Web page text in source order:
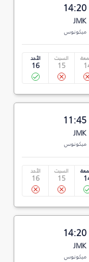
14:20
JMK
ميكونوس
السبت
15
الأحد
16
11:45
JMK
ميكونوس
السبت
15
الأحد
16
14:20
JMK
ميكونوس